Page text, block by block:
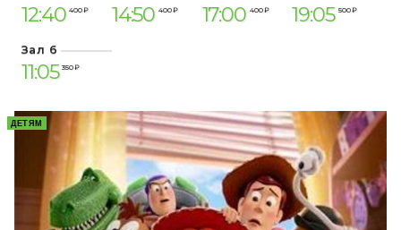
12:40 400 ₽ 14:50 400 ₽ 17:00 400 ₽ 19:05 500 ₽
Зал 6
11:05 350 ₽
ДЕТЯМ